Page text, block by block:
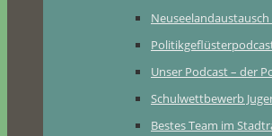
Unser Podcast – der
Schulwettbewerb
Bestes Team im